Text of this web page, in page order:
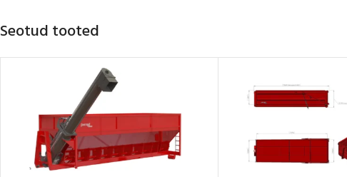
Seotud tooted